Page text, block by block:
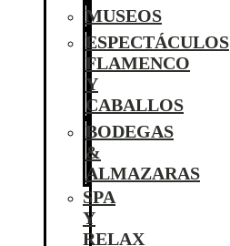
MUSEOS
ESPECTÁCULOS
FLAMENCO
Y
CABALLOS
BODEGAS
&
ALMAZARAS
SPA
Y
RELAX